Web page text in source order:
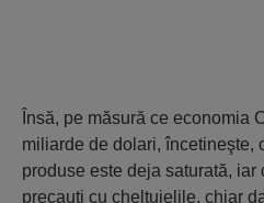
Însă, pe măsură ce economia
miliarde de dolari, încetineşte,
produse este deja saturată,
precauţi cu cheltuielile, chiar